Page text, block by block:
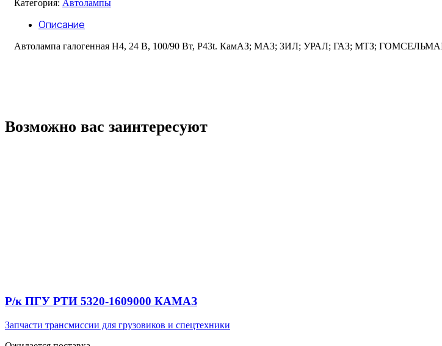
Н4
24-
100/90
Автоэлектрика
Категория: Автолампы
Описание
Автолампа галогенная H4, 24 В, 100/90 Вт, P43t. КамАЗ; МАЗ; ЗИЛ; УРАЛ; ГАЗ; МТЗ;
Возможно вас заинтересуют
Р/к ПГУ РТИ 5320-1609000 КАМАЗ
Запчасти трансмиссии для грузовиков и спецтехники